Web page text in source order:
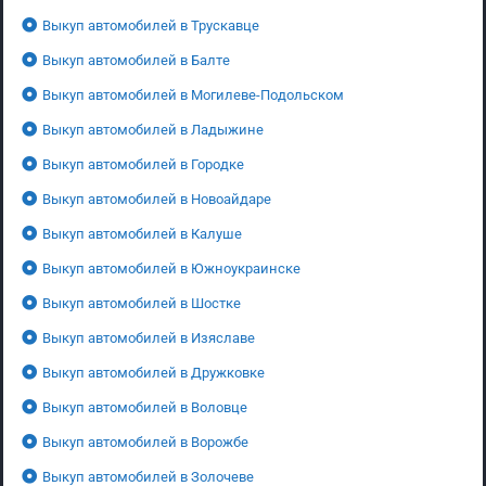
Выкуп автомобилей в Трускавце
Выкуп автомобилей в Балте
Выкуп автомобилей в Могилеве-Подольском
Выкуп автомобилей в Ладыжине
Выкуп автомобилей в Городке
Выкуп автомобилей в Новоайдаре
Выкуп автомобилей в Калуше
Выкуп автомобилей в Южноукраинске
Выкуп автомобилей в Шостке
Выкуп автомобилей в Изяславе
Выкуп автомобилей в Дружковке
Выкуп автомобилей в Воловце
Выкуп автомобилей в Ворожбе
Выкуп автомобилей в Золочеве